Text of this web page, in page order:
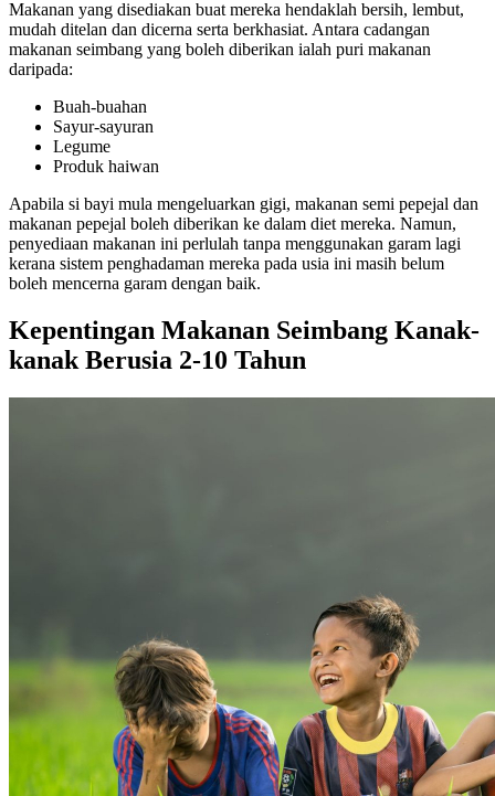
Makanan yang disediakan buat mereka hendaklah bersih, lembut,
mudah ditelan dan dicerna serta berkhasiat. Antara cadangan
makanan seimbang yang boleh diberikan ialah puri makanan
daripada:
Buah-buahan
Sayur-sayuran
Legume
Produk haiwan
Apabila si bayi mula mengeluarkan gigi, makanan semi pepejal dan
makanan pepejal boleh diberikan ke dalam diet mereka. Namun,
penyediaan makanan ini perlulah tanpa menggunakan garam lagi
kerana sistem penghadaman mereka pada usia ini masih belum
boleh mencerna garam dengan baik.
Kepentingan Makanan Seimbang Kanak-
kanak Berusia 2-10 Tahun